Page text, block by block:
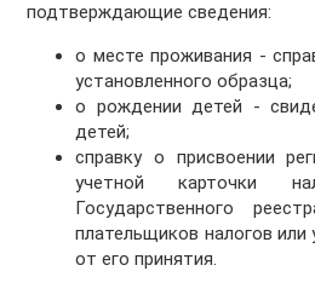
подтверждающие сведения:
о месте проживания -
установленного образца;
о рождении детей -
детей;
справку о присвоении
учетной карточки
Государственного
плательщиков налогов
от его принятия.